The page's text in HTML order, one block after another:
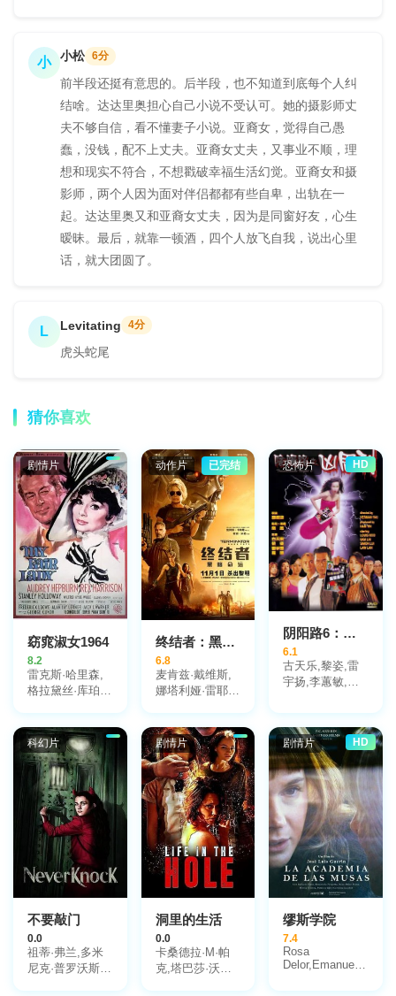
小 小松 6分
前半段还挺有意思的。后半段，也不知道到底每个人纠
结啥。达达里奥担心自己小说不受认可。她的摄影师丈
夫不够自信，看不懂妻子小说。亚裔女，觉得自己愚
蠢，没钱，配不上丈夫。亚裔女丈夫，又事业不顺，理
想和现实不符合，不想戳破幸福生活幻觉。亚裔女和摄
影师，两个人因为面对伴侣都都有些自卑，出轨在一
起。达达里奥又和亚裔女丈夫，因为是同窗好友，心生
暧昧。最后，就靠一顿酒，四个人放飞自我，说出心里
话，就大团圆了。
L Levitating 4分
虎头蛇尾
猜你喜欢
剧情片
窈窕淑女1964
8.2
雷克斯·哈里森,
格拉黛丝·库珀,
动作片 已完结
终结者：黑暗命运
6.8
麦肯兹·戴维斯,
娜塔利娅·雷耶
格,加布里埃尔·
鲁纳,迪耶戈·博
内塔,恩里克·阿
尔切,特里斯坦·
乌罗阿,艾丽西娅
·博拉切罗,布雷
特·阿扎尔,史蒂
芬·克里,罗谢尔·
尼尔,弗雷泽·杰
姆斯,克劳迪娅·
特鲁希略,比约恩
·弗赖贝格,约翰·
盖蒂尔,彼得·奥
蒙德,洛娜·布朗,
彼得·舒勒
恐怖片 HD
阴阳路6：凶周刊粤语
6.1
古天乐,黎姿,雷
宇扬,李蕙敏,黎
兰,陈松伶
科幻片
不要敲门
0.0
祖蒂·弗兰,多米
尼克·普罗沃斯
剧情片
洞里的生活
0.0
卡桑德拉·M·帕
克,塔巴莎·沃尔
剧情片 HD
缪斯学院
7.4
Rosa
Delor,Emanuela